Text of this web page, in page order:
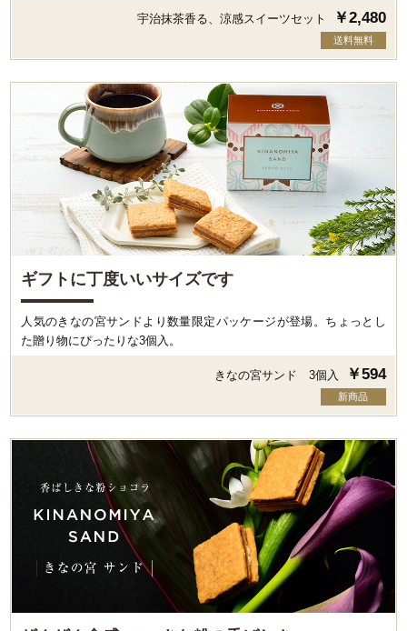
宇治抹茶香る、涼感スイーツセット ￥2,480
送料無料
ギフトに丁度いいサイズです
人気のきなの宮サンドより数量限定パッケージが登場。ちょっとし
た贈り物にぴったりな3個入。
きなの宮サンド 3個入 ￥594
新商品